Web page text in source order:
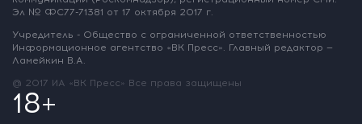
Эл № ФС77-71381 от 17 октября 2017 г.
Учредитель - Общество с ограниченной ответственностью
Информационное агентство «ВК Пресс». Главный редактор —
Ламейкин В.А.
@ 2017 ИА «ВК Пресс» Все права защищены
18+